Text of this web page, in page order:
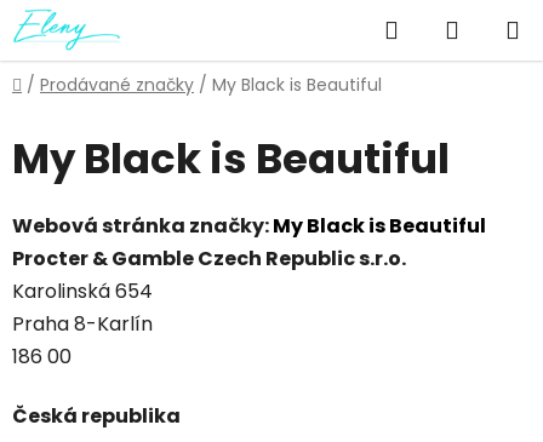
Přejít
na
obsah
Hledat
KOŠÍK
Domů
/ Prodávané značky / My Black is Beautiful
My Black is Beautiful
Webová stránka značky:My Black is Beautiful
Procter & Gamble Czech Republic s.r.o.
Karolinská 654
Praha 8-Karlín
186 00
Česká republika